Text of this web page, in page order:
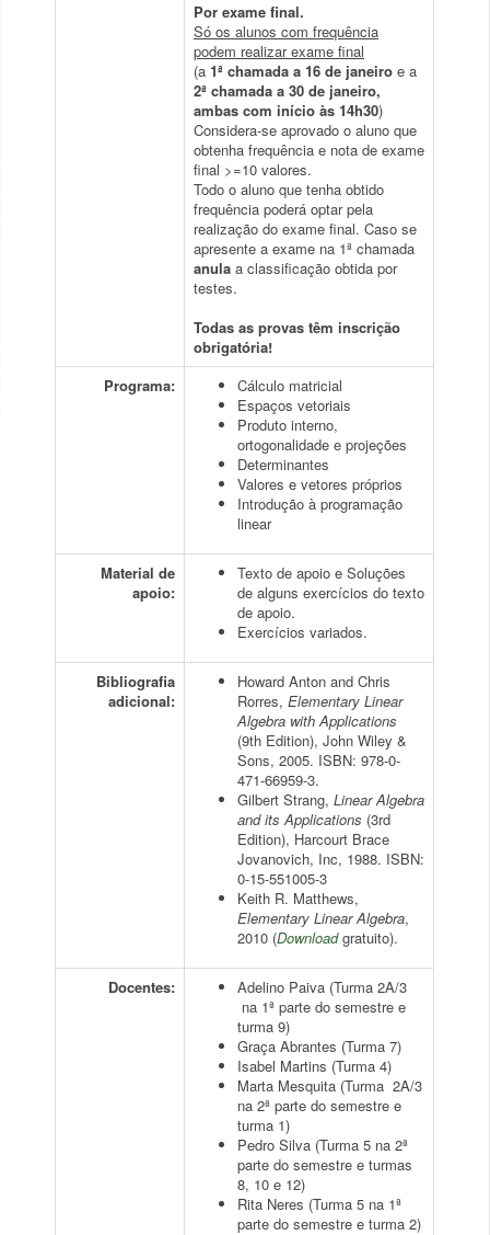
Por exame final.
Só os alunos com frequência
podem realizar exame final
(a 1ª chamada a 16 de janeiro e a
2ª chamada a 30 de janeiro,
ambas com início às 14h30)
Considera-se aprovado o aluno que
obtenha frequência e nota de exame
final >=10 valores.
Todo o aluno que tenha obtido
frequência poderá optar pela
realização do exame final. Caso se
apresente a exame na 1ª chamada
anula a classificação obtida por
testes.
Todas as provas têm inscrição
obrigatória!
Programa:
Cálculo matricial
Espaços vetoriais
Produto interno,
ortogonalidade e projeções
Determinantes
Valores e vetores próprios
Introdução à programação
linear
Material de
apoio:
Texto de apoio e Soluções
de alguns exercícios do texto
de apoio.
Exercícios variados.
Bibliografia
adicional:
Howard Anton and Chris
Rorres, Elementary Linear
Algebra with Applications
(9th Edition), John Wiley &
Sons, 2005. ISBN: 978-0-
471-66959-3.
Gilbert Strang, Linear Algebra
and its Applications (3rd
Edition), Harcourt Brace
Jovanovich, Inc, 1988. ISBN:
0-15-551005-3
Keith R. Matthews,
Elementary Linear Algebra,
2010 (Downloadgratuito).
Docentes:
Adelino Paiva (Turma 2A/3
na 1ª parte do semestre e
turma 9)
Graça Abrantes (Turma 7)
Isabel Martins (Turma 4)
Marta Mesquita (Turma 2A/3
na 2ª parte do semestre e
turma 1)
Pedro Silva (Turma 5 na 2ª
parte do semestre e turmas
8, 10 e 12)
Rita Neres (Turma 5 na 1ª
parte do semestre e turma 2)